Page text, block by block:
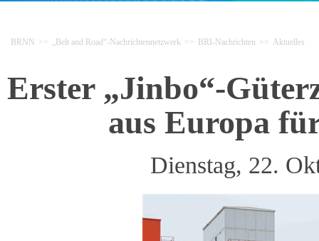
BRNN >> „Belt and Road“-Nachrichtennetzwerk >> BRI-Nachrichten >> Aktuelles
Erster „Jinbo“-
aus Europa
Dienstag, 22.